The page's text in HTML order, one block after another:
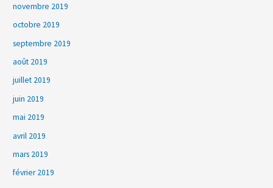
novembre 2019
octobre 2019
septembre 2019
août 2019
juillet 2019
juin 2019
mai 2019
avril 2019
mars 2019
février 2019